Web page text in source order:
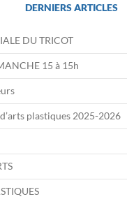
DERNIERS ARTICLES
DU TRICOT
15 à 15h
plastiques 2025-2026